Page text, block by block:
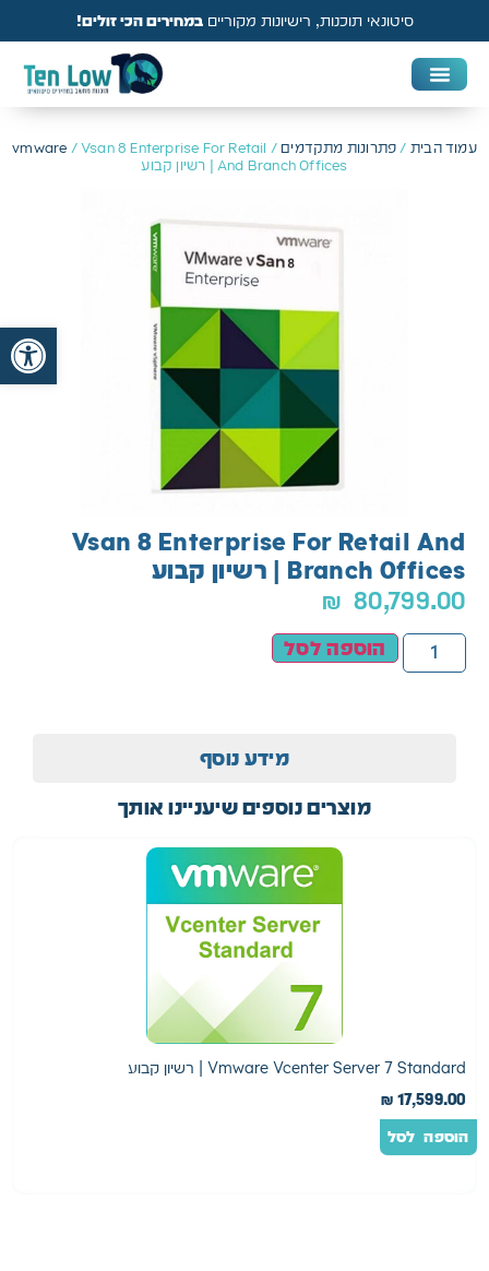
סיטונאי תוכנות, רישיונות מקורייםבמחירים הכי זולים!
עמוד הבית /פתרונות מתקדמים /
vmware / Vsan 8 Enterprise For Retail
And Branch Offices | רשיון קבוע
Vsan 8 Enterprise For Retail And
Branch Offices | רשיון קבוע
₪ 80,799.00
הוספה לסל
מידע נוסף
מוצרים נוספים שיעניינו אותך
Vmware Vcenter Server 7 Standard | רשיון קבוע
₪ 17,599.00
הוספה לסל